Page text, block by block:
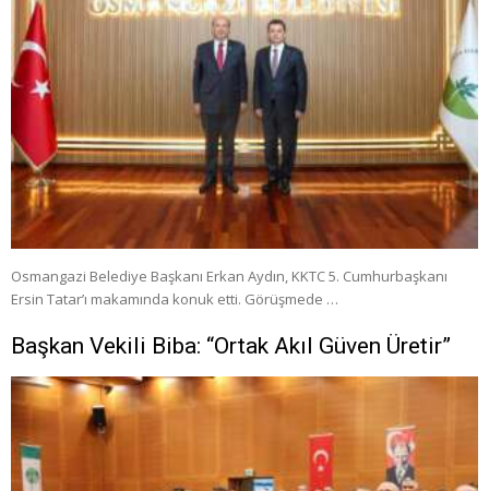
Osmangazi Belediye Başkanı Erkan Aydın, KKTC 5. Cumhurbaşkanı
Ersin Tatar’ı makamında konuk etti. Görüşmede …
Başkan Vekili Biba: “Ortak Akıl Güven Üretir”